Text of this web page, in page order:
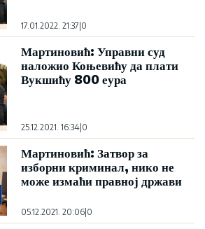
17.01.2022. 21:37 0
Мартиновић: Управни суд
наложио Коњевићу да плати
Вукшићу 800 еура
25.12.2021. 16:34 0
Мартиновић: Затвор за
изборни криминал, нико не
може измаћи правној држави
05.12.2021. 20:06 0